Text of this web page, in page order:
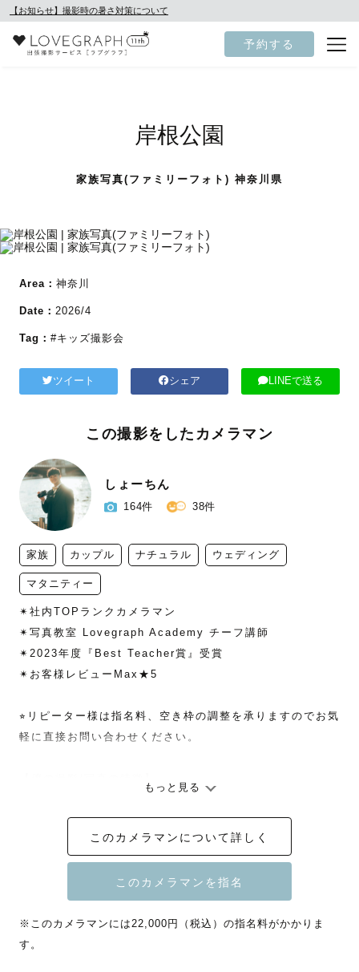
【お知らせ】撮影時の暑さ対策について
予約する
岸根公園
家族写真(ファミリーフォト) 神奈川県
Area： 神奈川
Date： 2026/4
Tag： #キッズ撮影会
ツイート シェア LINEで送る
この撮影をしたカメラマン
しょーちん
164件 38件
家族 カップル ナチュラル ウェディング
マタニティー
✴︎社内TOPランクカメラマン
✴︎写真教室 Lovegraph Academy チーフ講師
✴︎2023年度『Best Teacher賞』受賞
✴︎お客様レビューMax★5
⭐︎リピーター様は指名料、空き枠の調整を承りますのでお気
軽に直接お問い合わせください。
大事にしています。
写真で残す思いと一緒に、折角の機会、撮影自体も一生の
思い出になるように楽しんでいただきたいと思っていま
ライバルは某テーマパークのT○LとU○Jです🎢
もっと見る
このカメラマンについて詳しく
※このカメラマンには22,000円（税込）の指名料がかかりま
す。